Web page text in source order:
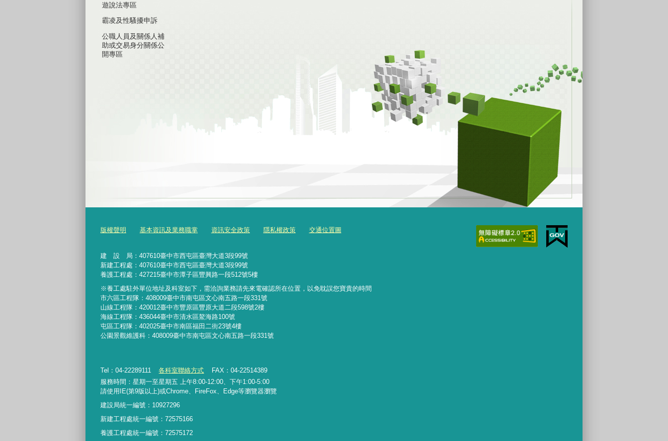
遊說法專區
霸凌及性騷擾申訴
公職人員及關係人補
助或交易身分關係公
開專區
版權聲明 基本資訊及業務職掌 資訊安全政策 隱私權政策 交通位置圖
建 設 局： 407610臺中市西屯區臺灣大道3段99號
新建工程處：407610臺中市西屯區臺灣大道3段99號
養護工程處：427215臺中市潭子區豐興路一段512號5樓
※養工處駐外單位地址及科室如下，需洽詢業務請先來電確認所在位置，以免耽誤您寶貴的時間
市六區工程隊：408009臺中市南屯區文心南五路一段331號
山線工程隊：420012臺中市豐原區豐原大道二段598號2樓
海線工程隊：436044臺中市清水區鰲海路100號
屯區工程隊：402025臺中市南區福田二街23號4樓
公園景觀維護科：408009臺中市南屯區文心南五路一段331號
Tel：04-22289111 各科室聯絡方式
FAX：04-22514389
服務時間：星期一至星期五 上午8:00-12:00、下午1:00-5:00
請使用IE(第9版以上)或Chrome、FireFox、Edge等瀏覽器瀏覽
建設局統一編號：10927296
新建工程處統一編號 ： 72575166
養護工程處統一編號 ： 72575172